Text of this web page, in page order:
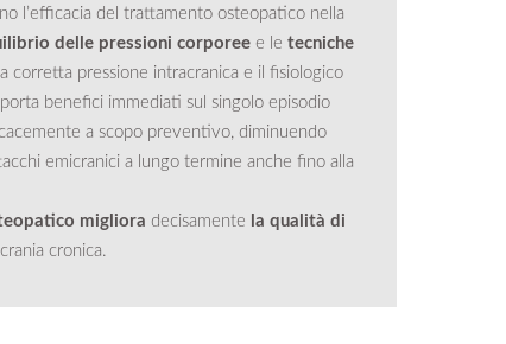
l’efficacia del trattamento osteopatico nella
delle pressioni corporee e le tecniche
corretta pressione intracranica e il fisiologico
benefici immediati sul singolo episodio
a scopo preventivo, diminuendo
emicranici a lungo termine anche fino alla
migliora decisamente la qualità di
cronica.